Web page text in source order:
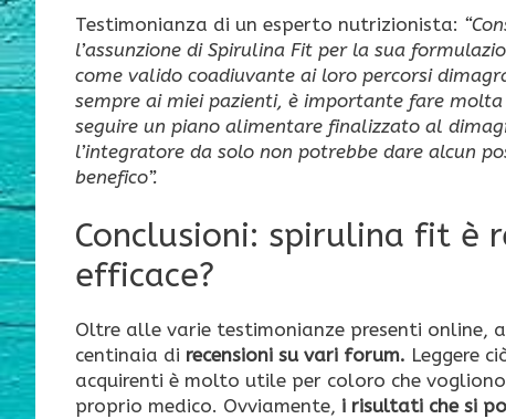
Testimonianza di un esperto nutrizionista:
l’assunzione di Spirulina Fit per la sua
come valido coadiuvante ai loro percorsi
sempre ai miei pazienti, è importante fare
seguire un piano alimentare finalizzato al
l’integratore da solo non potrebbe dare alcun
benefico”.
Conclusioni: spirulina fit è
efficace?
Oltre alle varie testimonianze presenti online,
centinaia di recensioni su vari forum. Leggere
acquirenti è molto utile per coloro che
proprio medico. Ovviamente, i risultati che si